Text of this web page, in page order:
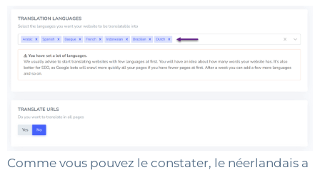
Comme vous pouvez le constater, le néerlandais a